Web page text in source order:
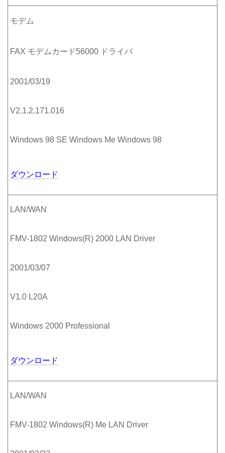
モデム
FAX モデムカード56000 ドライバ
2001/03/19
V2.1.2.171.016
Windows 98 SE Windows Me Windows 98
ダウンロード
LAN/WAN
FMV-1802 Windows(R) 2000 LAN Driver
2001/03/07
V1.0 L20A
Windows 2000 Professional
ダウンロード
LAN/WAN
FMV-1802 Windows(R) Me LAN Driver